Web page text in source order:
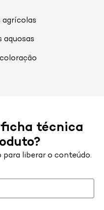
agrícolas
aquosas
ficha técnica
para liberar o conteúdo.